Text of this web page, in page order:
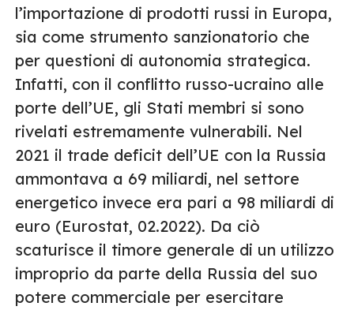
l’importazione di prodotti russi in Europa,
sia come strumento sanzionatorio che
per questioni di autonomia strategica.
Infatti, con il conflitto russo-ucraino alle
porte dell’UE, gli Stati membri si sono
rivelati estremamente vulnerabili. Nel
2021 il trade deficit dell’UE con la Russia
ammontava a 69 miliardi, nel settore
energetico invece era pari a 98 miliardi di
euro (Eurostat, 02.2022). Da ciò
scaturisce il timore generale di un utilizzo
improprio da parte della Russia del suo
potere commerciale per esercitare